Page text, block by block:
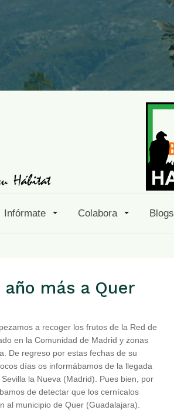
Infórmate Colabora Blogs
más a Quer
a recoger los frutos de la Red de
en la Comunidad de Madrid y zonas
De regreso por estas fechas de su
días os informábamos de la llegada
la Nueva (Madrid). Pues bien, por
de detectar que los cernícalos
al municipio de Quer (Guadalajara).